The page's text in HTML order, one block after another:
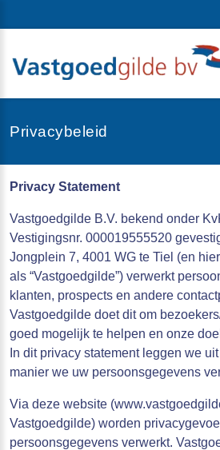
Privacybeleid
Privacy Statement
Vastgoedgilde B.V. bekend onder
Vestigingsnr. 000019555520
Jongplein 7, 4001 WG te Tiel (en
als “Vastgoedgilde”) verwerkt
klanten, prospects en andere
Vastgoedgilde doet dit om
goed mogelijk te helpen en onze
In dit privacy statement leggen we
manier we uw persoonsgegevens
Via deze website
Vastgoedgilde) worden
persoonsgegevens verwerkt.